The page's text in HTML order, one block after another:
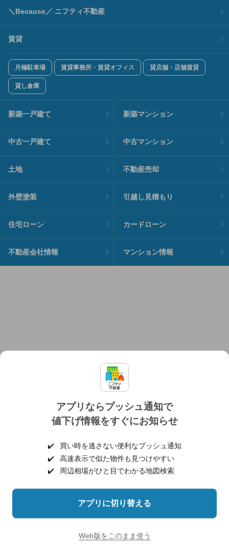
アプリならプッシュ通知で
値下げ情報をすぐにお知らせ
✔️
買い時を逃さない便利なプッシュ通知
✔️
高速表示で似た物件も見つけやすい
✔️
周辺相場がひと目でわかる地図検索
アプリに切り替える
Web版をこのまま使う
＼Because／ ニフティ不動産
賃貸
月極駐車場 賃貸事務所・賃貸オフィス 貸店舗・店舗賃貸
貸し倉庫
新築一戸建て 新築マンション
中古一戸建て 中古マンション
土地 不動産売却
外壁塗装 引越し見積もり
住宅ローン カードローン
不動産会社情報 マンション情報
個人情報保護ポリシー 利用規約
ヘルプ・お問い合わせ 採用情報
©NIFTY Lifestyle Co., Ltd.